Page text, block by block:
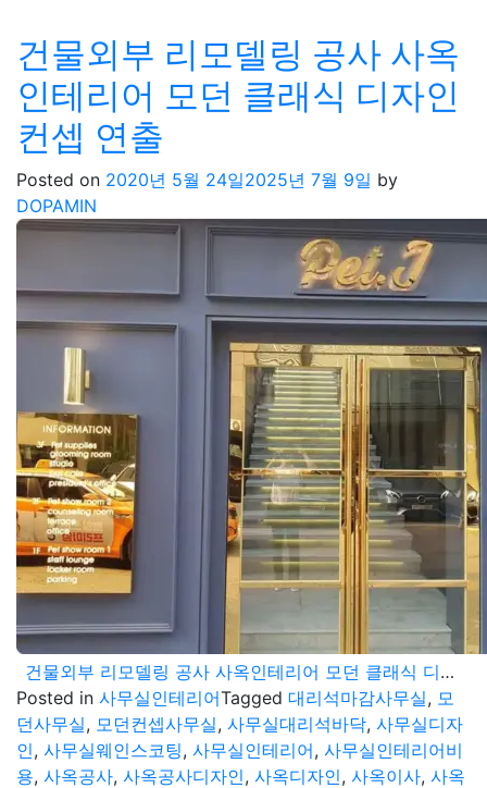
건물외부 리모델링 공사 사옥
인테리어 모던 클래식 디자인
컨셉 연출
Posted on 2020년 5월 24일2025년 7월 9일 by
DOPAMIN
건물외부 리모델링 공사 사옥인테리어 모던 클래식 디자인컨셉 연출
Posted in 사무실인테리어Tagged 대리석마감사무실, 모
던사무실, 모던컨셉사무실, 사무실대리석바닥, 사무실디자
인, 사무실웨인스코팅, 사무실인테리어, 사무실인테리어비
용, 사옥공사, 사옥공사디자인, 사옥디자인, 사옥이사, 사옥